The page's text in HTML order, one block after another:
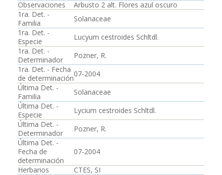
Observaciones
Arbusto 2 alt. Flores azul oscuro
1ra. Det. -
Familia
Solanaceae
1ra. Det. -
Especie
Lucyum cestroides Schltdl.
1ra. Det. -
Determinador
Pozner, R.
1ra. Det. - Fecha
de determinación07-2004
Última Det. -
Familia
Solanaceae
Última Det. -
Especie
Lycium cestroides Schltdl.
Última Det. -
Determinador
Pozner, R.
Última Det. -
Fecha de
determinación
07-2004
Herbarios
CTES, SI